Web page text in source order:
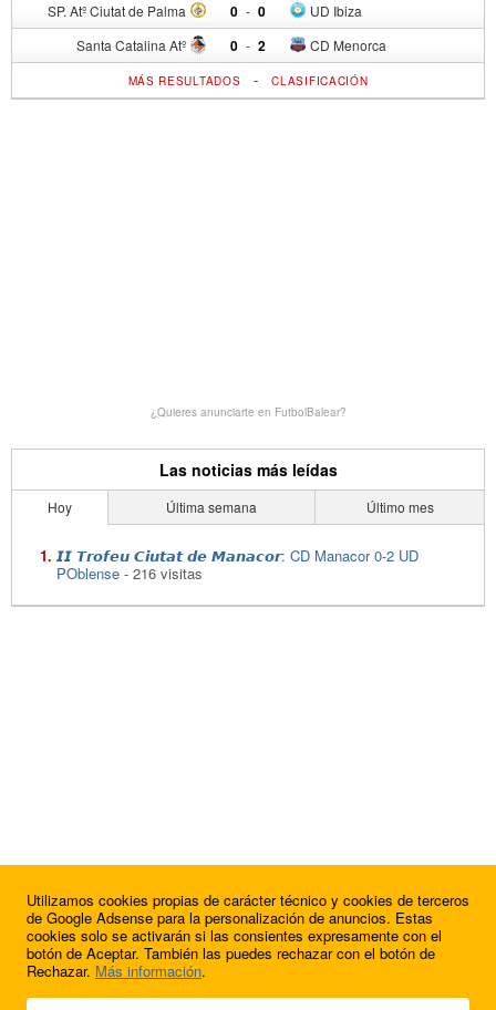
SP. Atº Ciutat de Palma 0 - UD Ibiza
0
Santa Catalina Atº 0 - CD Menorca
2
MÁS RESULTADOS -CLASIFICACIÓN
¿Quieres anunciarte en FutbolBalear?
Las noticias más leídas
Hoy Última semana Último mes
𝙄𝙄 𝙏𝙧𝙤𝙛𝙚𝙪 𝘾𝙞𝙪𝙩𝙖𝙩 𝙙𝙚 𝙈𝙖𝙣𝙖𝙘𝙤𝙧: CD Manacor 0-2 UD
POblense - 216 visitas
© 2009 - 2026 Soluciones Corporativas IP, SL.
Utilizamos cookies propias de carácter técnico y cookies de terceros
de Google Adsense para la personalización de anuncios. Estas
cookies solo se activarán si las consientes expresamente con el
botón de Aceptar. También las puedes rechazar con el botón de
Rechazar. Más información.